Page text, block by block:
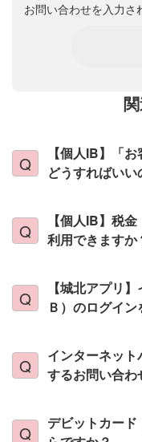
お問い合わせを入力さ
【個人IB】「
どうすればいい
【個人IB】税
利用できますか
【城北アプリ
Ｂ）のログイン
インターネッ
するお問い合わ
デビットカー